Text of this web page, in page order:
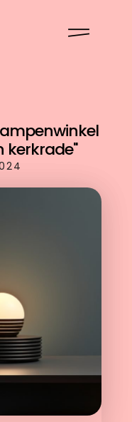
kerkrade"